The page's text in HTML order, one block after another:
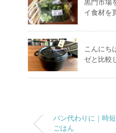
黒門市場
イ食材を
こんにち
ゼと比較
パン代わりに｜時
ごはん